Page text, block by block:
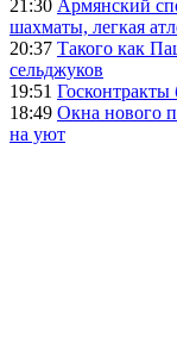
21:30 Армянский
шахматы, легкая
20:37 Такого как
сельджуков
19:51 Госконтракты
18:49 Окна нового
на уют